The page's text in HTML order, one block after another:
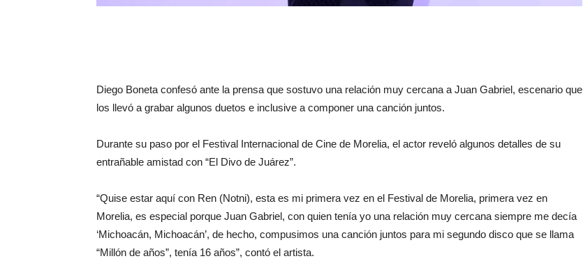
Diego Boneta confesó ante la prensa que sostuvo una relación muy cercana a Juan Gabriel, escenario que
los llevó a grabar algunos duetos e inclusive a componer una canción juntos.
Durante su paso por el Festival Internacional de Cine de Morelia, el actor reveló algunos detalles de su
entrañable amistad con “El Divo de Juárez”.
“Quise estar aquí con Ren (Notni), esta es mi primera vez en el Festival de Morelia, primera vez en
Morelia, es especial porque Juan Gabriel, con quien tenía yo una relación muy cercana siempre me decía
‘Michoacán, Michoacán’, de hecho, compusimos una canción juntos para mi segundo disco que se llama
“Millón de años”, tenía 16 años”, contó el artista.